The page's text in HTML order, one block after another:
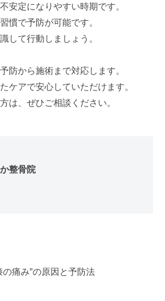
安定になりやすい時期です。
慣で予防が可能です。
して行動しましょう。
防から施術まで対応します。
ケアで安心していただけます。
は、ぜひご相談ください。
整骨院
痛み”の原因と予防法